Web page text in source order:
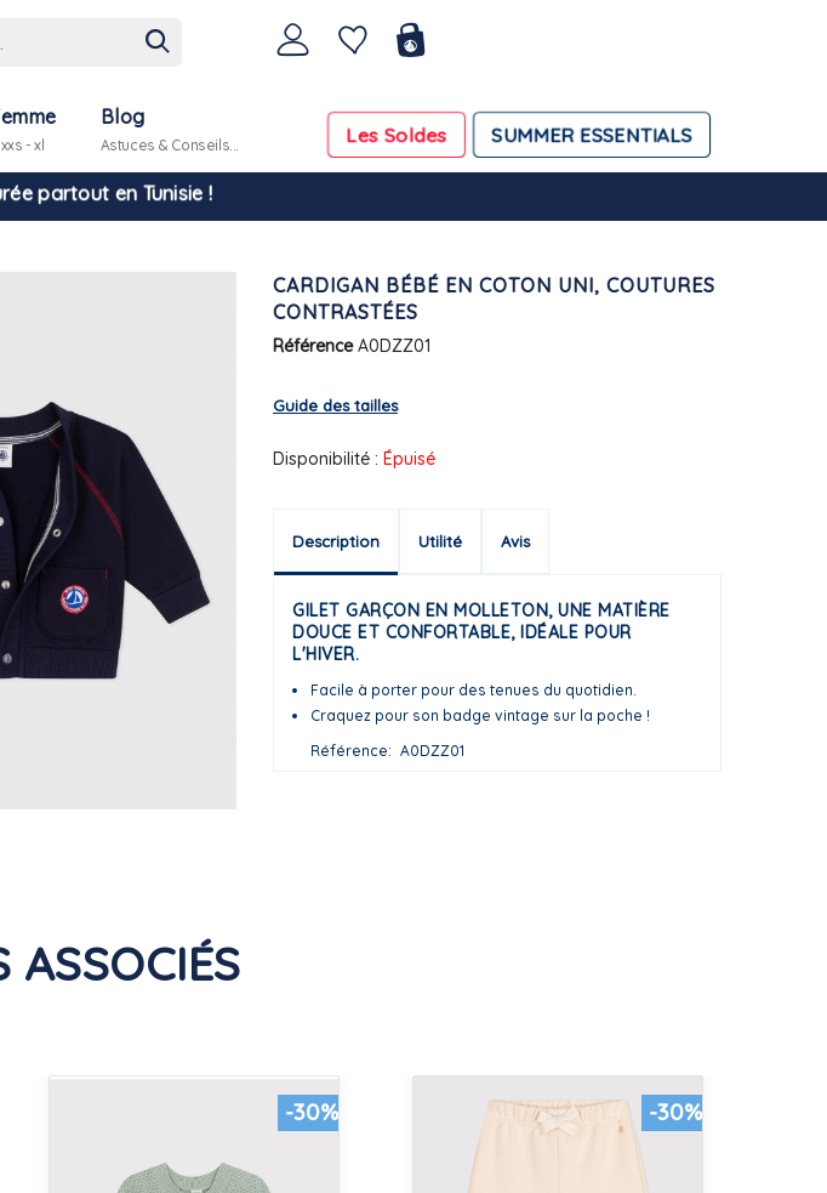
xxs - xl SUMMER ESSENTIALS
Les Soldes
Blog
Astuces & Conseils...
Petit Bateau family !
partout en Tunisie !
carte bancaire (hors promo)
CARDIGAN BÉBÉ EN COTON UNI, COUTURES
CONTRASTÉES
Référence A0DZZ01
Guide des tailles
Disponibilité : Épuisé
Description Utilité Avis
GILET GARÇON EN MOLLETON, UNE MATIÈRE
DOUCE ET CONFORTABLE, IDÉALE POUR
L'HIVER.
Facile à porter pour des tenues du quotidien.
Craquez pour son badge vintage sur la poche !
Référence
A0DZZ01
ASSOCIÉS
-30% -30%